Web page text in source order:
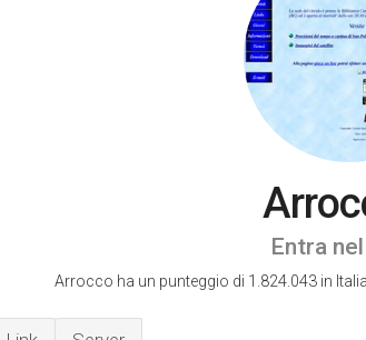
Entra
Arrocco ha un punteggio di 1.824.043 in Italia.